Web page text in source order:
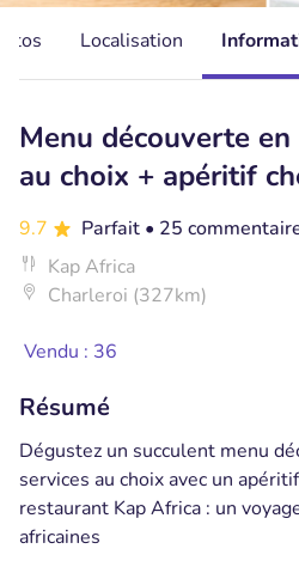
Localisation
Menu découverte
au choix + apéritif
9.7 Parfait • 25
Kap Africa
Charleroi (327km)
Vendu : 36
Résumé
Dégustez un succulent menu
services au choix avec un
restaurant Kap Africa : un
africaines